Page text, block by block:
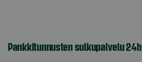
Pankkitunnusten sulkupalvelu 24h